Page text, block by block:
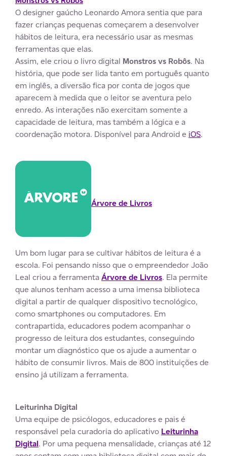
O designer gaúcho Leonardo Amora sentia que para
fazer crianças pequenas começarem a desenvolver
hábitos de leitura, era necessário usar as mesmas
ferramentas que elas.
Assim, ele criou o livro digital Monstros vs Robôs. Na
história, que pode ser lida tanto em português quanto
em inglês, a diversão fica por conta de jogos que
aparecem à medida que o leitor se aventura pelo
enredo. As interações não exercitam somente a
capacidade de leitura, mas também a lógica e a
coordenação motora. Disponível para Android e iOS.
Árvore de Livros
Um bom lugar para se cultivar hábitos de leitura é a
escola. Foi pensando nisso que o empreendedor João
Leal criou a ferramenta Árvore de Livros. Ela permite
que alunos tenham acesso a uma imensa biblioteca
digital a partir de qualquer dispositivo tecnológico,
como smartphones ou computadores. Em
contrapartida, educadores podem acompanhar o
progresso de leitura dos estudantes, conseguindo
montar um diagnóstico que os ajude a aumentar o
hábito de consumir livros. Mais de 800 instituições de
ensino já utilizam a ferramenta.
Leiturinha Digital
Uma equipe de psicólogos, educadores e pais é
responsável pela curadoria do aplicativo Leiturinha
Digital. Por uma pequena mensalidade, crianças até 12